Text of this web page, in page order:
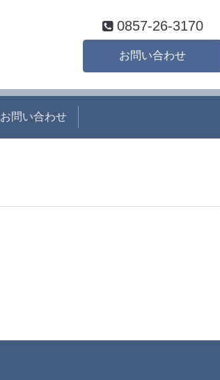
0857-26-3170
お問い合わせ
お問い合わせ